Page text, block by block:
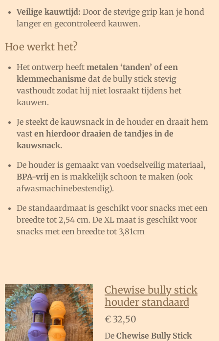
Veilige kauwtijd: Door de stevige grip kan je hond
langer en gecontroleerd kauwen.
Hoe werkt het?
Het ontwerp heeft metalen ‘tanden’ of een
klemmechanisme dat de bully stick stevig
vasthoudt zodat hij niet losraakt tijdens het
kauwen.
Je steekt de kauwsnack in de houder en draait hem
vast en hierdoor draaien de tandjes in de
kauwsnack.
De houder is gemaakt van voedselveilig materiaal,
BPA-vrij en is makkelijk schoon te maken (ook
afwasmachinebestendig).
De standaardmaat is geschikt voor snacks met een
breedte tot 2,54 cm. De XL maat is geschikt voor
snacks met een breedte tot 3,81cm
Chewise bully stick
houder standaard
€ 32,50
De Chewise Bully Stick